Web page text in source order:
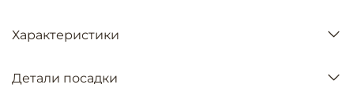
Характеристики
Детали посадки